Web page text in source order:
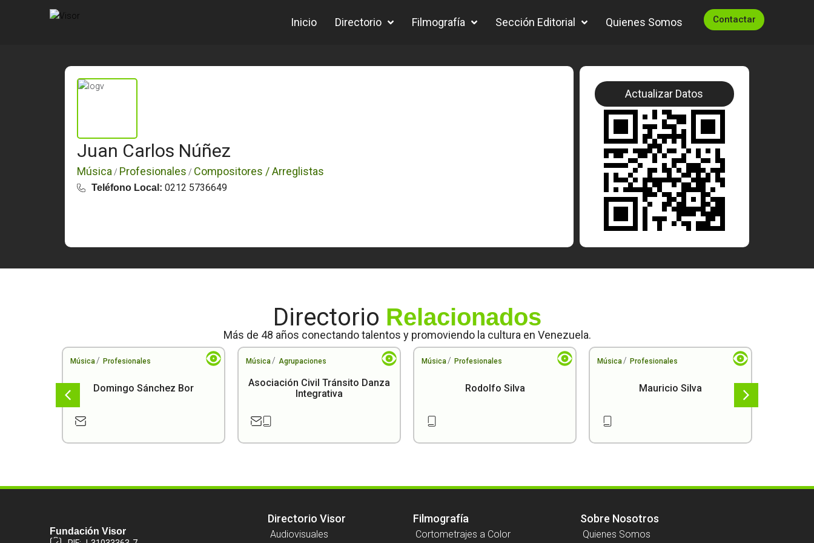
Inicio Directorio Filmografía Sección Editorial Quienes Somos Contactar
Juan Carlos Núñez
Música / Profesionales / Compositores / Arreglistas
Teléfono Local: 0212 5736649
Actualizar Datos
Directorio Relacionados
Más de 48 años conectando talentos y promoviendo la cultura en Venezuela.
Música / Profesionales
Domingo Sánchez Bor
Música / Agrupaciones
Asociación Civil Tránsito Danza
Integrativa
Música / Profesionales
Rodolfo Silva
Música / Profesionales
Mauricio Silva
Fundación Visor
Directorio Visor
Audiovisuales
Filmografía
Cortometrajes a Color
Sobre Nosotros
Quienes Somos